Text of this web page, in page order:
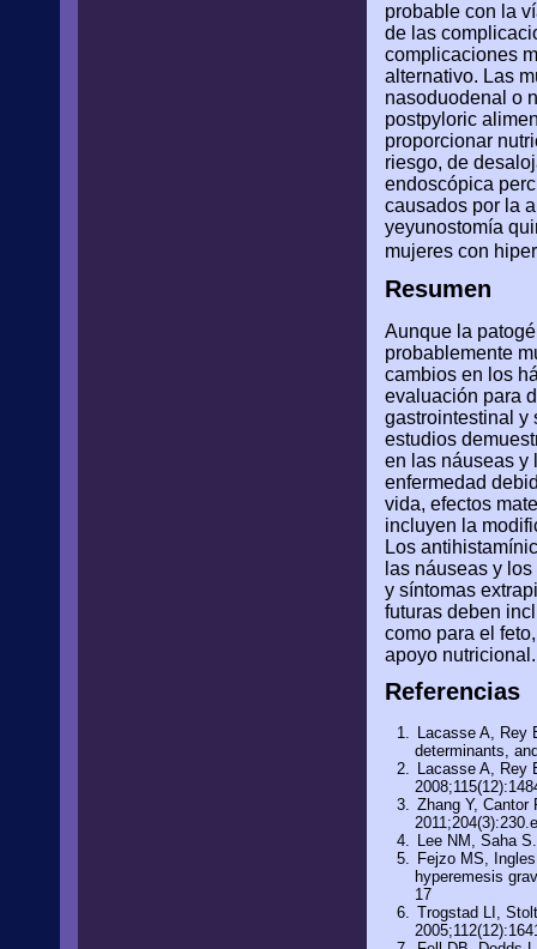
probable con la
de las
complicaciones
alternativo. Las
nasoduodenal o
postpyloric
proporcionar
riesgo, de
endoscópica
causados ​​por la
yeyunostomía
mujeres con
Resumen
Aunque la
probablemente
cambios en los
evaluación para
gastrointestinal y
estudios
en las náuseas y
enfermedad
vida, efectos
incluyen la
Los
las náuseas y
y síntomas
futuras deben
como para el
apoyo nutricional.
Referencias
Lacasse A, Rey
determinants,
Lacasse A, Rey
Zhang Y,
Lee NM, Saha
Fejzo MS,
hyperemesis
17
Trogstad LI,